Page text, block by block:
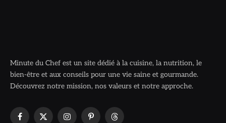
Minute du Chef est un site dédié à la cuisine, la nutrition, le
bien-être et aux conseils pour une vie saine et gourmande.
Découvrez notre mission, nos valeurs et notre approche.
Facebook
X
InstagramPinterestThreads